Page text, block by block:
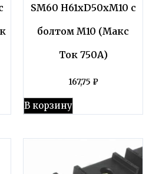
SM60 H61хD50хМ10 с
болтом М10 (Макс
Ток 750А)
167,75 ₽
В корзину